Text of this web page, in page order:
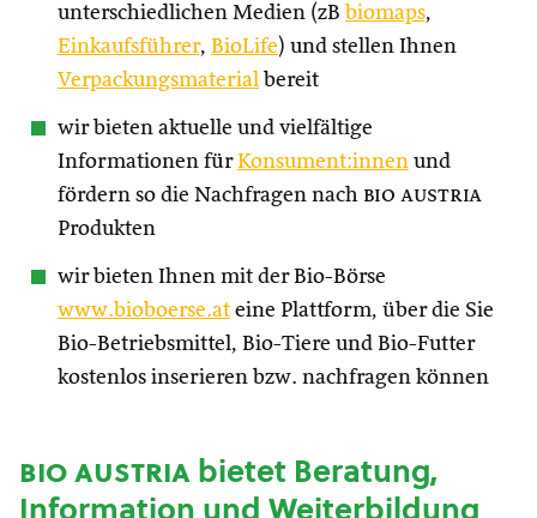
unterschiedlichen Medien (zB biomaps,
Einkaufsführer, BioLife) und stellen Ihnen
Verpackungsmaterial bereit
wir bieten aktuelle und vielfältige
Informationen fürKonsument:innen und
fördern so die Nachfragen nach bio austria
Produkten
wir bieten Ihnen mit der Bio-Börse
www.bioboerse.at eine Plattform, über die Sie
Bio-Betriebsmittel, Bio-Tiere und Bio-Futter
kostenlos inserieren bzw. nachfragen können
bio austriabietet Beratung,